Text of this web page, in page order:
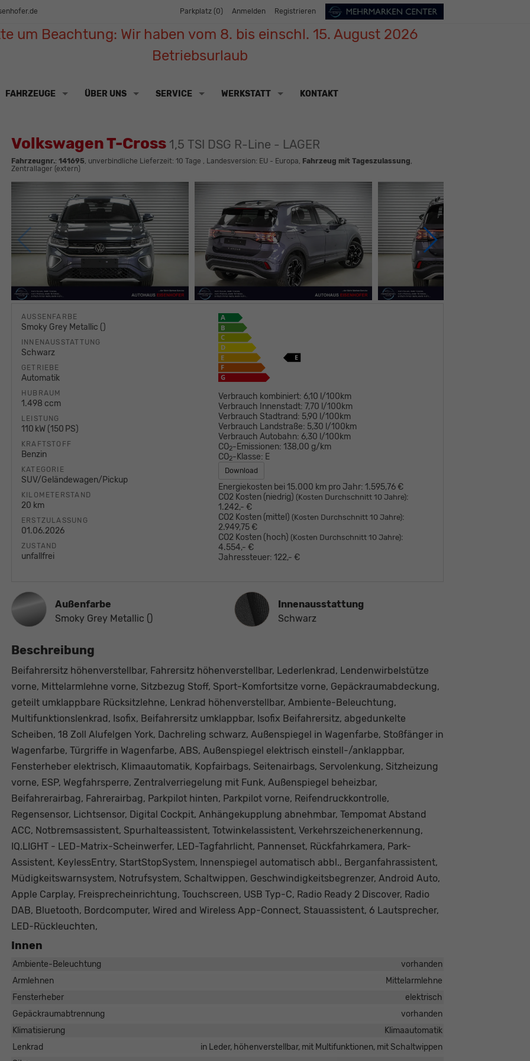
Parkplatz (0) Anmelden Registrieren
um Beachtung: Wir haben vom 8. bis einschl. 15. August 2026
Betriebsurlaub
FAHRZEUGE ÜBER UNS SERVICE WERKSTATT KONTAKT
Volkswagen T-Cross 1,5 TSI DSG R-Line - LAGER
Fahrzeugnr.: 141695, unverbindliche Lieferzeit: 10 Tage , Landesversion: EU - Europa, Fahrzeug mit Tageszulassung,
Zentrallager (extern)
AUSSENFARBE
Smoky Grey Metallic ()
INNENAUSSTATTUNG
Schwarz
GETRIEBE
Automatik
HUBRAUM
1.498 ccm
LEISTUNG
110 kW (150 PS)
KRAFTSTOFF
Benzin
KATEGORIE
SUV/Geländewagen/Pickup
KILOMETERSTAND
20 km
ERSTZULASSUNG
01.06.2026
ZUSTAND
unfallfrei
Verbrauch kombiniert: 6,10 l/100km
Verbrauch Innenstadt: 7,70 l/100km
Verbrauch Stadtrand: 5,90 l/100km
Verbrauch Landstraße: 5,30 l/100km
Verbrauch Autobahn: 6,30 l/100km
CO2-Emissionen: 138,00 g/km
CO2-Klasse: E
Download
Energiekosten bei 15.000 km pro Jahr: 1.595,76 €
CO2 Kosten (niedrig) (Kosten Durchschnitt 10 Jahre):
1.242,- €
CO2 Kosten (mittel) (Kosten Durchschnitt 10 Jahre):
2.949,75 €
CO2 Kosten (hoch) (Kosten Durchschnitt 10 Jahre):
4.554,- €
Jahressteuer: 122,- €
Außenfarbe
Smoky Grey Metallic ()
Innenausstattung
Innenausstattung
Schwarz
Beschreibung
Beifahrersitz höhenverstellbar, Fahrersitz höhenverstellbar, Lederlenkrad, Lendenwirbelstütze
vorne, Mittelarmlehne vorne, Sitzbezug Stoff, Sport-Komfortsitze vorne, Gepäckraumabdeckung,
geteilt umklappbare Rücksitzlehne, Lenkrad höhenverstellbar, Ambiente-Beleuchtung,
Multifunktionslenkrad, Isofix, Beifahrersitz umklappbar, Isofix Beifahrersitz, abgedunkelte
Scheiben, 18 Zoll Alufelgen York, Dachreling schwarz, Außenspiegel in Wagenfarbe, Stoßfänger in
Wagenfarbe, Türgriffe in Wagenfarbe, ABS, Außenspiegel elektrisch einstell-/anklappbar,
Fensterheber elektrisch, Klimaautomatik, Kopfairbags, Seitenairbags, Servolenkung, Sitzheizung
vorne, ESP, Wegfahrsperre, Zentralverriegelung mit Funk, Außenspiegel beheizbar,
Beifahrerairbag, Fahrerairbag, Parkpilot hinten, Parkpilot vorne, Reifendruckkontrolle,
Regensensor, Lichtsensor, Digital Cockpit, Anhängekupplung abnehmbar, Tempomat Abstand
ACC, Notbremsassistent, Spurhalteassistent, Totwinkelassistent, Verkehrszeichenerkennung,
IQ.LIGHT - LED-Matrix-Scheinwerfer, LED-Tagfahrlicht, Pannenset, Rückfahrkamera, Park-
Assistent, KeylessEntry, StartStopSystem, Innenspiegel automatisch abbl., Berganfahrassistent,
Müdigkeitswarnsystem, Notrufsystem, Schaltwippen, Geschwindigkeitsbegrenzer, Android Auto,
Apple Carplay, Freisprecheinrichtung, Touchscreen, USB Typ-C, Radio Ready 2 Discover, Radio
DAB, Bluetooth, Bordcomputer, Wired and Wireless App-Connect, Stauassistent, 6 Lautsprecher,
LED-Rückleuchten,
Innen
Ambiente-Beleuchtung
vorhanden
Armlehnen
Mittelarmlehne
Fensterheber
elektrisch
Gepäckraumabtrennung
vorhanden
Klimatisierung
Klimaautomatik
Lenkrad
in Leder, höhenverstellbar, mit Multifunktionen, mit Schaltwippen